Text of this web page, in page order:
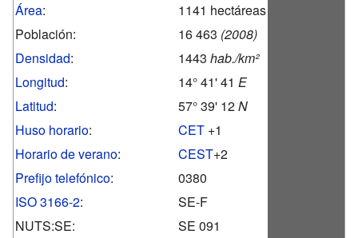
Área:
1141 hectáreas
Población:
16 463 (2008)
Densidad: 1443 hab./km²
Longitud: 14° 41' 41 E
Latitud: 57° 39' 12N
Huso horario: CET +1
Horario de verano: CEST+2
Prefijo telefónico:
0380
ISO 3166-2:
SE-F
NUTS:SE:
SE 091